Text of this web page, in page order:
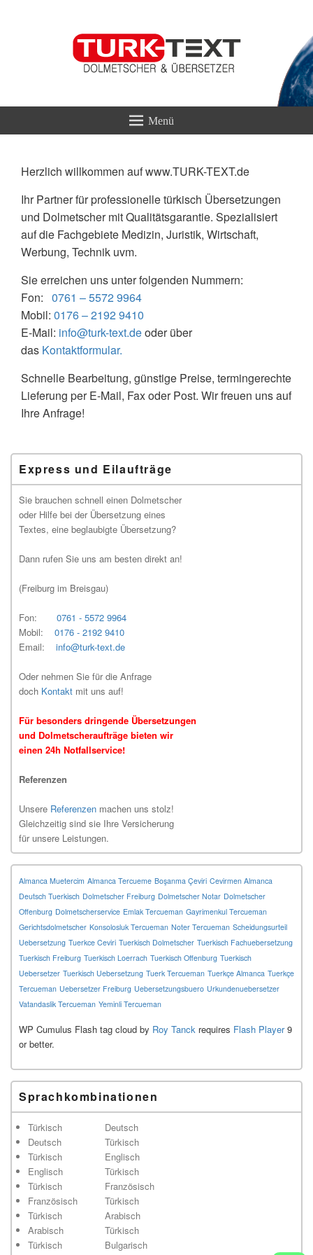
Herzlich willkommen auf www.TURK-TEXT.de
Ihr Partner für professionelle türkisch Übersetzungen
und Dolmetscher mit Qualitätsgarantie. Spezialisiert
auf die Fachgebiete Medizin, Juristik, Wirtschaft,
Werbung, Technik uvm.
Sie erreichen uns unter folgenden Nummern:
Fon: 0761 – 5572 9964
Mobil: 0176 – 2192 9410
E-Mail: info@turk-text.deoder über
das Kontaktformular.
Schnelle Bearbeitung, günstige Preise, termingerechte
Lieferung per E-Mail, Fax oder Post. Wir freuen uns auf
Ihre Anfrage!
Primärer
Seitenleisten-
Widgetbereich
Express und Eilaufträge
Sie brauchen schnell einen Dolmetscher
oder Hilfe bei der Übersetzung eines
Textes, eine beglaubigte Übersetzung?
Dann rufen Sie uns am besten direkt an!
(Freiburg im Breisgau)
Fon: 0761 - 5572 9964
Mobil: 0176 - 2192 9410
Email: info@turk-text.de
Oder nehmen Sie für die Anfrage
doch Kontakt mit uns auf!
Für besonders dringende Übersetzungen
und Dolmetscheraufträge bieten wir
einen 24h Notfallservice!
Referenzen
Unsere Referenzen machen uns stolz!
Gleichzeitig sind sie Ihre Versicherung
für unsere Leistungen.
Almanca Muetercim Almanca Tercueme Boşanma Çeviri Cevirmen Almanca
Deutsch Tuerkisch Dolmetscher Freiburg Dolmetscher Notar Dolmetscher
Offenburg Dolmetscherservice Emlak Tercueman Gayrimenkul Tercueman
Gerichtsdolmetscher Konsolosluk Tercueman Noter Tercueman Scheidungsurteil
Uebersetzung Tuerkce Ceviri Tuerkisch Dolmetscher Tuerkisch Fachuebersetzung
Tuerkisch Freiburg Tuerkisch Loerrach Tuerkisch Offenburg Tuerkisch
Uebersetzer Tuerkisch Uebersetzung Tuerk Tercueman Tuerkçe Almanca Tuerkçe
Tercueman Uebersetzer Freiburg Uebersetzungsbuero Urkundenuebersetzer
Vatandaslik Tercueman Yeminli Tercueman
WP Cumulus Flash tag cloud by Roy Tanck requires Flash Player9
or better.
Sprachkombinationen
Türkisch
Deutsch
Türkisch
Englisch
Türkisch
Französisch
Türkisch
Arabisch
Türkisch
Deutsch
Türkisch
Englisch
Türkisch
Französisch
Türkisch
Arabisch
Türkisch
Bulgarisch